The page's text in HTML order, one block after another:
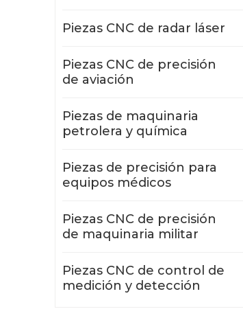
Piezas CNC de radar láser
Piezas CNC de precisión
de aviación
Piezas de maquinaria
petrolera y química
Piezas de precisión para
equipos médicos
Piezas CNC de precisión
de maquinaria militar
Piezas CNC de control de
medición y detección